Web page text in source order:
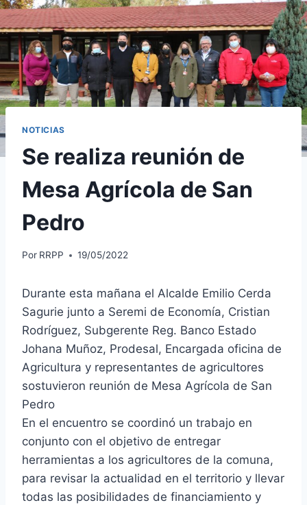
NOTICIAS
Se realiza reunión de
Mesa Agrícola de San
Pedro
Por RRPP 19/05/2022
Durante esta mañana el Alcalde Emilio Cerda
Sagurie junto a Seremi de Economía, Cristian
Rodríguez, Subgerente Reg. Banco Estado
Johana Muñoz, Prodesal, Encargada oficina de
Agricultura y representantes de agricultores
sostuvieron reunión de Mesa Agrícola de San
Pedro
En el encuentro se coordinó un trabajo en
conjunto con el objetivo de entregar
herramientas a los agricultores de la comuna,
para revisar la actualidad en el territorio y llevar
todas las posibilidades de financiamiento y